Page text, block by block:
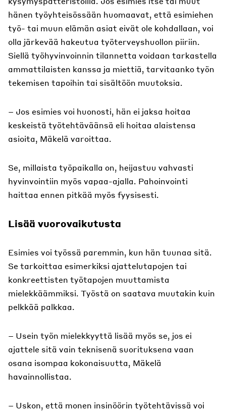
hänen työyhteisössään huomaavat, että esimiehen
työ- tai muun elämän asiat eivät ole kohdallaan, voi
olla järkevää hakeutua työterveyshuollon piiriin.
Siellä työhyvinvoinnin tilannetta voidaan tarkastella
ammattilaisten kanssa ja miettiä, tarvitaanko työn
tekemisen tapoihin tai sisältöön muutoksia.
– Jos esimies voi huonosti, hän ei jaksa hoitaa
keskeistä työtehtäväänsä eli hoitaa alaistensa
asioita, Mäkelä varoittaa.
Se, millaista työpaikalla on, heijastuu vahvasti
hyvinvointiin myös vapaa-ajalla. Pahoinvointi
haittaa ennen pitkää myös fyysisesti.
Lisää vuorovaikutusta
Esimies voi työssä paremmin, kun hän tuunaa sitä.
Se tarkoittaa esimerkiksi ajattelutapojen tai
konkreettisten työtapojen muuttamista
mielekkäämmiksi. Työstä on saatava muutakin kuin
pelkkää palkkaa.
– Usein työn mielekkyyttä lisää myös se, jos ei
ajattele sitä vain teknisenä suorituksena vaan
osana isompaa kokonaisuutta, Mäkelä
havainnollistaa.
– Uskon, että monen insinöörin työtehtävissä voi